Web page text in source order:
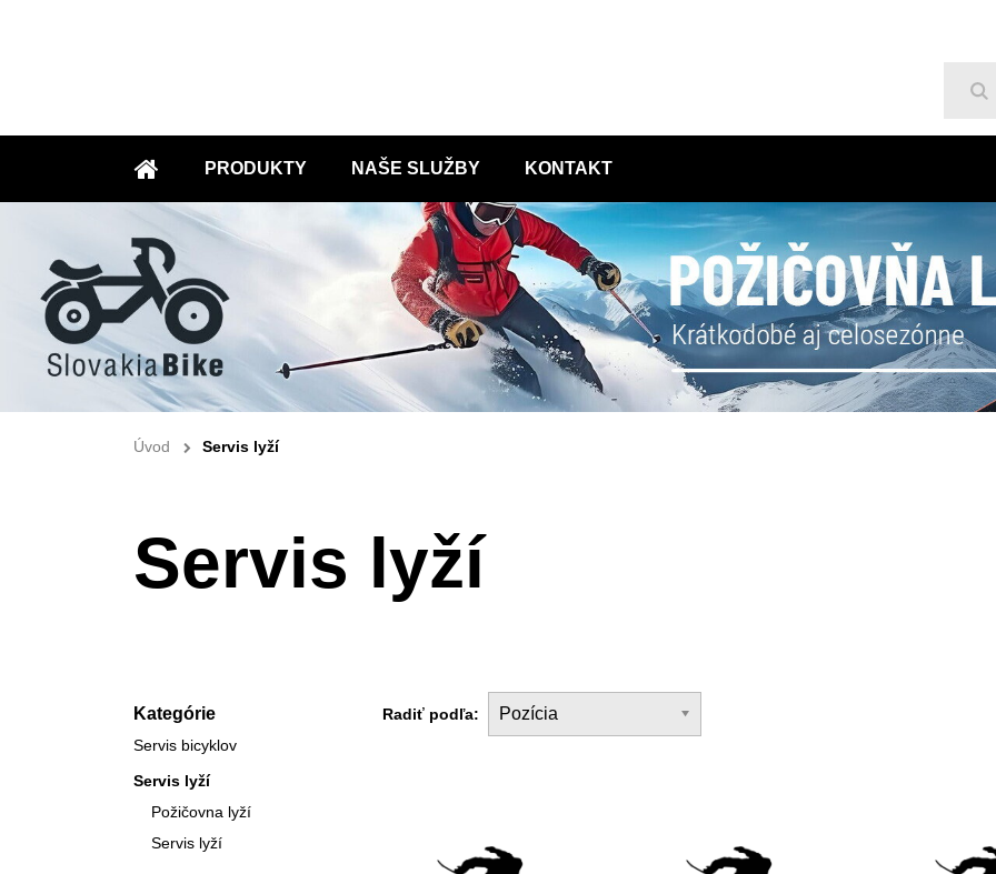
ÚVOD
PRODUKTY NAŠE SLUŽBY KONTAKT
Úvod Servis lyží
Servis lyží
Radiť podľa: Pozícia
Kategórie
Servis bicyklov
Servis lyží
Požičovna lyží
Servis lyží